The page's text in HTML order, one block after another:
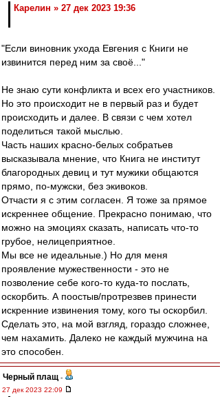
Карелин » 27 дек 2023 19:36
"Если виновник ухода Евгения с Книги не
извинится перед ним за своё..."
Не знаю сути конфликта и всех его участников.
Но это происходит не в первый раз и будет
происходить и далее. В связи с чем хотел
поделиться такой мыслью.
Часть наших красно-белых собратьев
высказывала мнение, что Книга не институт
благородных девиц и тут мужики общаются
прямо, по-мужски, без экивоков.
Отчасти я с этим согласен. Я тоже за прямое
искреннее общение. Прекрасно понимаю, что
можно на эмоциях сказать, написать что-то
грубое, нелицеприятное.
Мы все не идеальные.) Но для меня
проявление мужественности - это не
позволение себе кого-то куда-то послать,
оскорбить. А поостыв/протрезвев принести
искренние извинения тому, кого ты оскорбил.
Сделать это, на мой взгляд, гораздо сложнее,
чем нахамить. Далеко не каждый мужчина на
это способен.
Черный плащ -
27 дек 2023 22:09